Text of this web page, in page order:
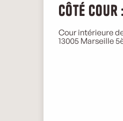
Côté Cour
Cour intérieure
13005 Marseille